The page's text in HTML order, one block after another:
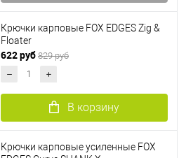
Крючки карповые FOX EDGES Zig &
Floater
622 руб 829 руб
В корзину
Крючки карповые усиленные FOX